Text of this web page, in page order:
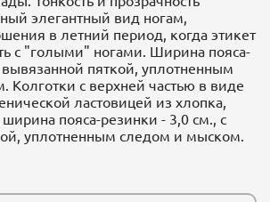
элегантный вид ногам,
в летний период, когда этикет
с "голыми" ногами. Ширина пояса-
пяткой, уплотненным
с верхней частью в виде
ластовицей из хлопка,
пояса-резинки - 3,0 см., с
уплотненным следом и мыском.